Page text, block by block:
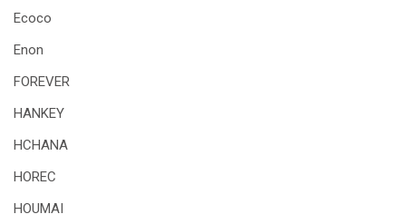
Ecoco
Enon
FOREVER
HANKEY
HCHANA
HOREC
HOUMAI